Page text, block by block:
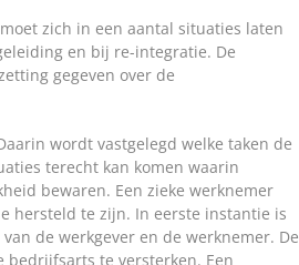
zich in een aantal situaties laten
en bij re-integratie. De
gegeven over de
wordt vastgelegd welke taken de
terecht kan komen waarin
bewaren. Een zieke werknemer
hersteld te zijn. In eerste instantie is
de werkgever en de werknemer. De
te versterken. Een